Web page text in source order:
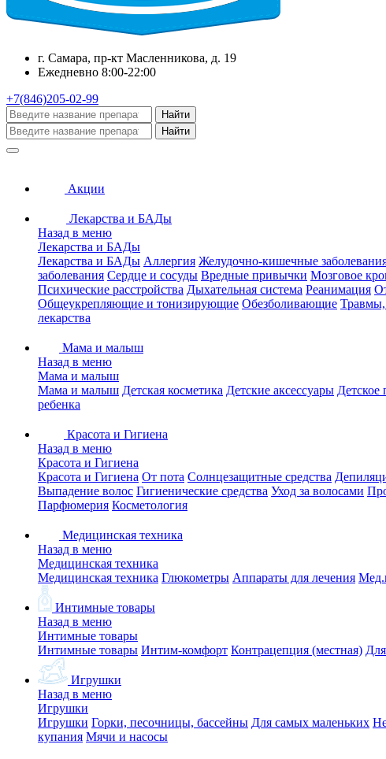
г. Самара, пр-кт Масленникова, д. 19
Ежедневно 8:00-22:00
+7(846)205-02-99
Найти
Найти
Акции
Лекарства и БАДы
Назад в меню
Лекарства и БАДы
Лекарства и БАДы Аллергия Желудочно-кишечные
заболевания Сердце и сосуды Вредные привычки Мозговое
Психические расстройства Дыхательная система Реанимация
Общеукрепляющие и тонизирующие Обезболивающие
лекарства
Мама и малыш
Назад в меню
Мама и малыш
Мама и малыш Детская косметика Детские аксессуары Детское
ребенка
Красота и Гигиена
Назад в меню
Красота и Гигиена
Красота и Гигиена От пота Солнцезащитные средства
Выпадение волос Гигиенические средства Уход за волосами
Парфюмерия Косметология
Медицинская техника
Назад в меню
Медицинская техника
Медицинская техника Глюкометры Аппараты для лечения
Интимные товары
Назад в меню
Интимные товары
Интимные товары Интим-комфорт Контрацепция (местная)
Игрушки
Назад в меню
Игрушки
Игрушки Горки, песочницы, бассейны Для самых маленьких
купания Мячи и насосы